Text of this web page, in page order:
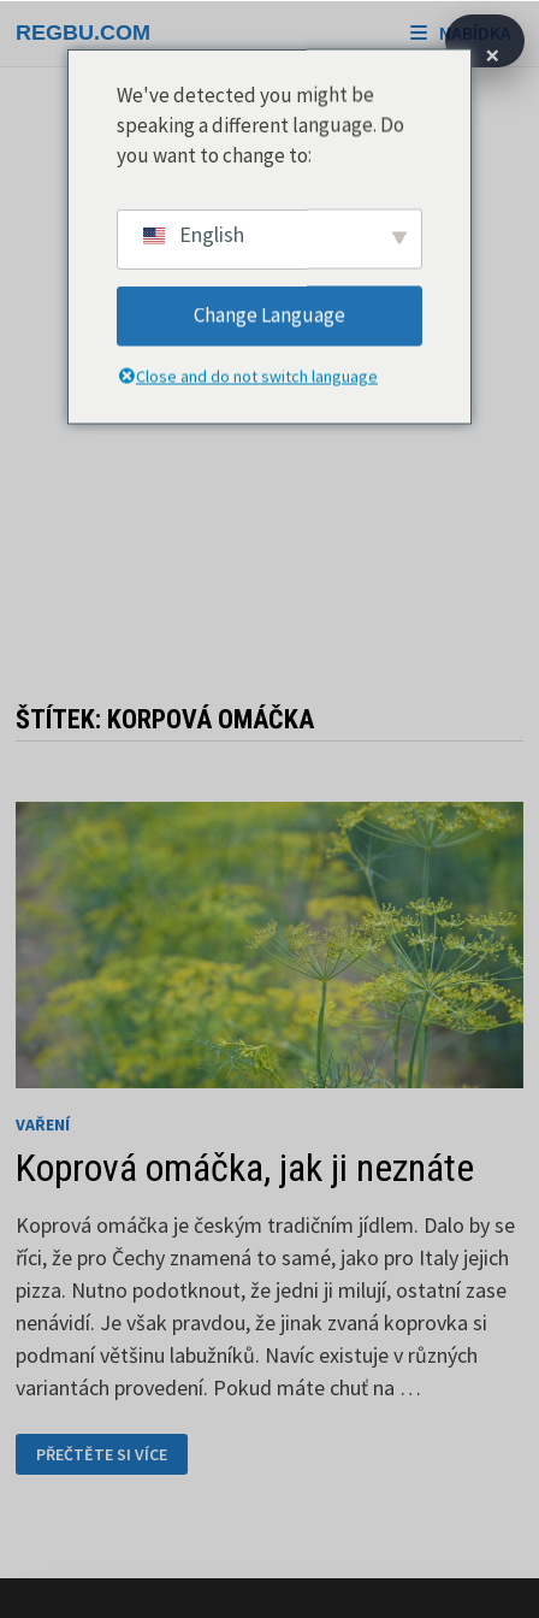
na
REGBU.COM NABÍDKA
ŠTÍTEK: KORPOVÁ OMÁČKA
VAŘENÍ
Koprová omáčka, jak ji neznáte
Koprová omáčka je českým tradičním jídlem. Dalo by se
říci, že pro Čechy znamená to samé, jako pro Italy jejich
pizza. Nutno podotknout, že jedni ji milují, ostatní zase
nenávidí. Je však pravdou, že jinak zvaná koprovka si
podmaní většinu labužníků. Navíc existuje v různých
variantách provedení. Pokud máte chuť na …
KOPROVÁ
OMÁČKA,
JAK
PŘEČTĚTE SI VÍCE
×
We've detected you might be
speaking a different language. Do
you want to change to:
English
Change Language
Close and do not switch language